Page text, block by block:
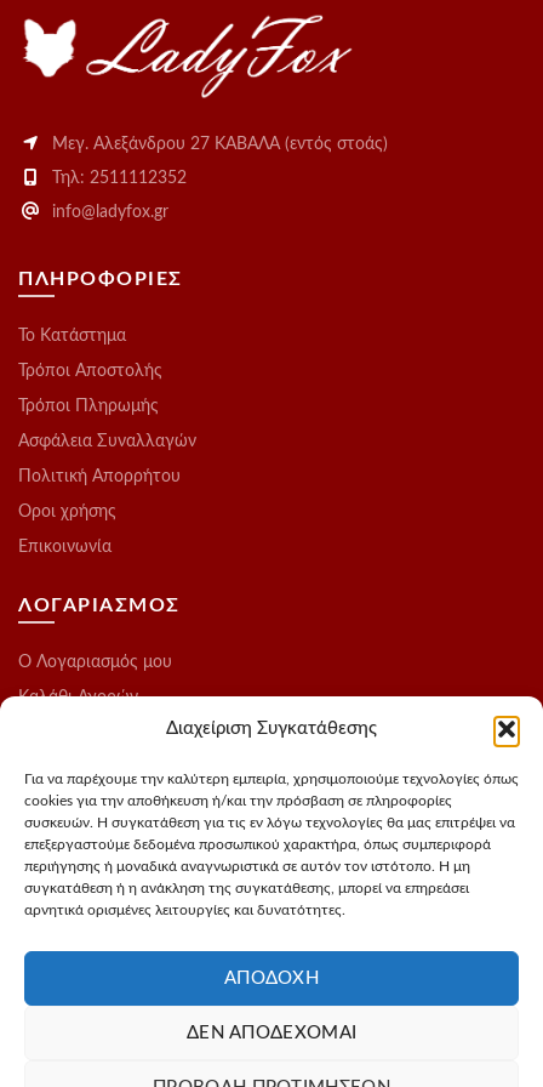
Διαχείριση Συγκατάθεσης
Για να παρέχουμε την καλύτερη εμπειρία, χρησιμοποιούμε τεχνολογίες όπως
cookies για την αποθήκευση ή/και την πρόσβαση σε πληροφορίες
συσκευών. Η συγκατάθεση για τις εν λόγω τεχνολογίες θα μας επιτρέψει να
επεξεργαστούμε δεδομένα προσωπικού χαρακτήρα, όπως συμπεριφορά
περιήγησης ή μοναδικά αναγνωριστικά σε αυτόν τον ιστότοπο. Η μη
συγκατάθεση ή η ανάκληση της συγκατάθεσης, μπορεί να επηρεάσει
αρνητικά ορισμένες λειτουργίες και δυνατότητες.
ΑΠΟΔΟΧΉ
ΔΕΝ ΑΠΟΔΈΧΟΜΑΙ
Μεγ. Αλεξάνδρου 27 ΚΑΒΑΛΑ (εντός στοάς)
Τηλ: 2511112352
info@ladyfox.gr
ΠΛΗΡΟΦΟΡΙΕΣ
Το Kατάστημα
Τρόποι Αποστολής
Τρόποι Πληρωμής
Ασφάλεια Συναλλαγών
Πολιτική Απορρήτου
Οροι χρήσης
Επικοινωνία
ΛΟΓΑΡΙΑΣΜΟΣ
O Λογαριασμός μου
Καλάθι Αγορών
Ολοκλήρωση Παραγγελίας
Blog
ΑΚΟΛΟΥΘΗΣΤΕ ΜΑΣ
Instagram
FaceBook